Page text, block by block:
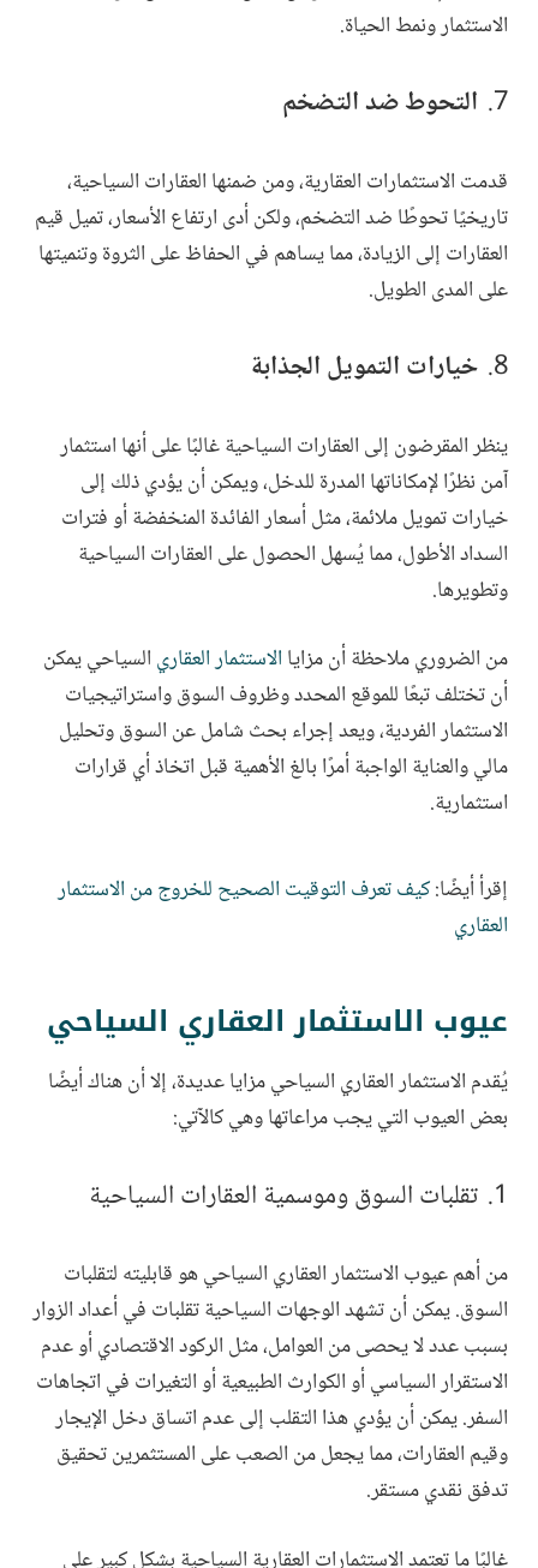
الاستثمار ونمط الحياة.
التحوط ضد التضخم
قدمت الاستثمارات العقارية، ومن ضمنها العقارات السياحية،
تاريخيًا تحوطًا ضد التضخم، ولكن أدى ارتفاع الأسعار، تميل قيم
العقارات إلى الزيادة، مما يساهم في الحفاظ على الثروة وتنميتها
على المدى الطويل.
خيارات التمويل الجذابة
ينظر المقرضون إلى العقارات السياحية غالبًا على أنها استثمار
آمن نظرًا لإمكاناتها المدرة للدخل، ويمكن أن يؤدي ذلك إلى
خيارات تمويل ملائمة، مثل أسعار الفائدة المنخفضة أو فترات
السداد الأطول، مما يُسهل الحصول على العقارات السياحية
وتطويرها.
من الضروري ملاحظة أن مزايا الاستثمار العقاري السياحي يمكن
أن تختلف تبعًا للموقع المحدد وظروف السوق واستراتيجيات
الاستثمار الفردية، ويعد إجراء بحث شامل عن السوق وتحليل
مالي والعناية الواجبة أمرًا بالغ الأهمية قبل اتخاذ أي قرارات
استثمارية.
إقرأ أيضًا:كيف تعرف التوقيت الصحيح للخروج من الاستثمار
العقاري
عيوب الاستثمار العقاري السياحي
يُقدم الاستثمار العقاري السياحي مزايا عديدة، إلا أن هناك أيضًا
بعض العيوب التي يجب مراعاتها وهي كالآتي:
تقلبات السوق وموسمية العقارات السياحية
من أهم عيوب الاستثمار العقاري السياحي هو قابليته لتقلبات
السوق. يمكن أن تشهد الوجهات السياحية تقلبات في أعداد الزوار
بسبب عدد لا يحصى من العوامل، مثل الركود الاقتصادي أو عدم
الاستقرار السياسي أو الكوارث الطبيعية أو التغيرات في اتجاهات
السفر. يمكن أن يؤدي هذا التقلب إلى عدم اتساق دخل الإيجار
وقيم العقارات، مما يجعل من الصعب على المستثمرين تحقيق
تدفق نقدي مستقر.
غالبًا ما تعتمد الاستثمارات العقارية السياحية بشكل كبير على